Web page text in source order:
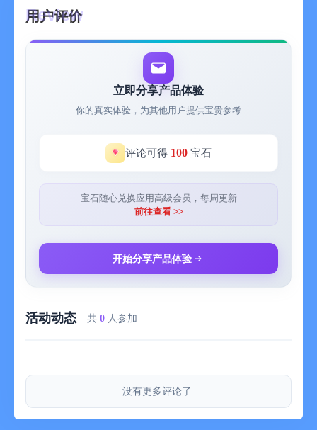
2.自定义单词备注
● 可以书写自己的记忆方法
● 任何不懂的单词,长按可以查看更多例句.
● 自定义导出优美的PDF文档
● 相当于您拥有所有的单词书。无论是「打印出来」，还是「画
重点」都相当划算
● 在您使用它记忆单词的时候，她会给您提示很多便于您记忆的
● 比如：agony 痛苦 她的记忆方法：爱过你
● 或者词根词缀记忆方法：ad 强调 + just 法律 = 调整。 如果一
件事用法律来强调的时候那么他就需要调整公平的天平了
● 在 「设置」 - 「高级设置」可自定义单词的属性显示，哪些是
您想看的，哪些不是您想看的，都由您掌控
● 在线原著支持记笔记,批注，Google翻译
用户评价
立即分享产品体验
你的真实体验，为其他用户提供宝贵参考
评论可得 100 宝石
宝石随心兑换应用高级会员，每周更新
前往查看 >>
开始分享产品体验
活动动态 共 0 人参加
没有更多评论了